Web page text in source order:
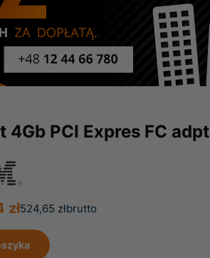
4Gb PCI Expres FC adpt
brutto
524,65 zł
zł